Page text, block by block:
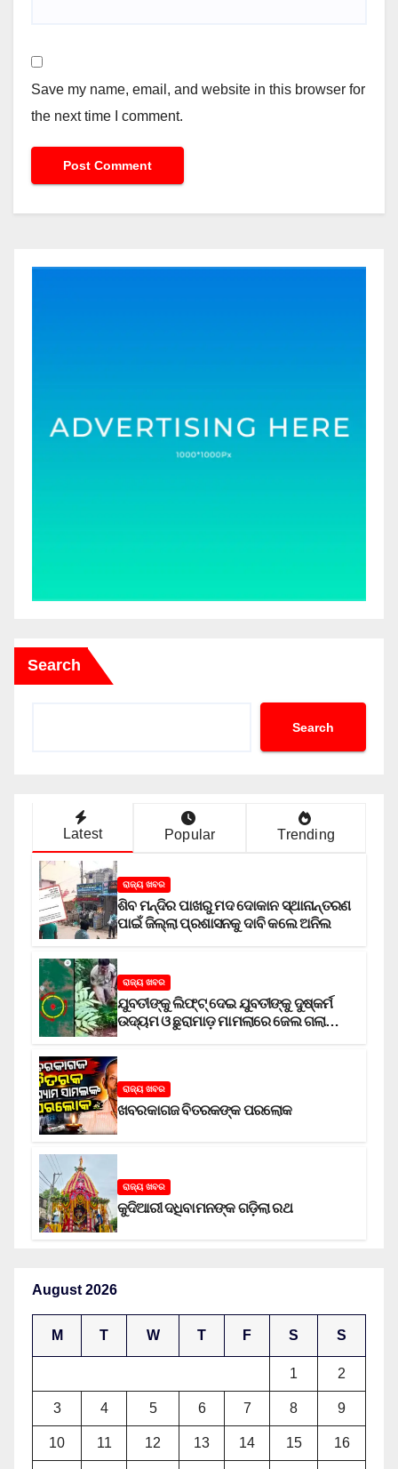
Save my name, email, and website in this browser for
the next time I comment.
Search
Search
Latest Popular Trending
ରାଜ୍ୟ ଖବର
ଶିବ ମନ୍ଦିର ପାଖରୁ ମଦ ଦୋକାନ ସ୍ଥାନାନ୍ତରଣ
ପାଇଁ ଜିଲ୍ଲା ପ୍ରଶାସନକୁ ଦାବି କଲେ ଅନିଲ
ରାଜ୍ୟ ଖବର
ଯୁବତୀଙ୍କୁ ଲିଫ୍‌ଟ୍‌ ଦେଇ ଯୁବତୀଙ୍କୁ ଦୁଷ୍କର୍ମ
ଉଦ୍ୟମ ଓ ଛୁରାମାଡ଼ ମାମଲାରେ ଜେଲ ଗଲା
ରାଜ୍ୟ ଖବର
ଖବରକାଗଜ ବିତରକଙ୍କ ପରଲୋକ
ରାଜ୍ୟ ଖବର
କୁଦିଆରୀ ଦଧିବାମନଙ୍କ ଗଡ଼ିଲା ରଥ
August 2026
M T W T F S S
1 2
3 4 5 6 7 8 9
10 11 12 13 14 15 16